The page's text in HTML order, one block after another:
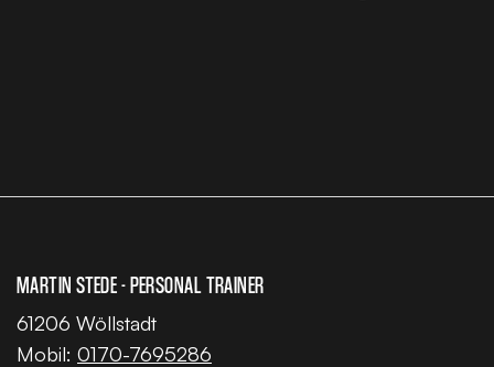
MARTIN STEDE - PERSONAL TRAINER
61206 Wöllstadt
Mobil: 0170-7695286